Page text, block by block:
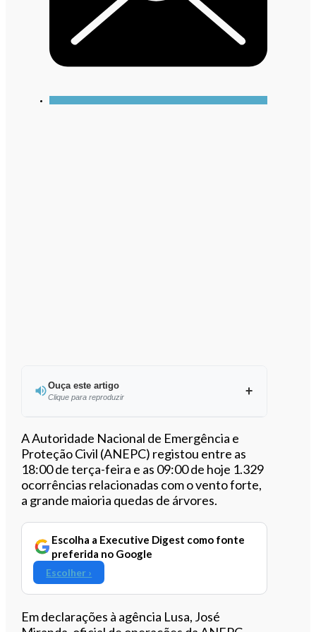
Ouça este artigo
Clique para reproduzir
Ouvir este artigo
A Autoridade Nacional de Emergência e
Proteção Civil (ANEPC) registou entre as
18:00 de terça-feira e as 09:00 de hoje 1.329
ocorrências relacionadas com o vento forte,
a grande maioria quedas de árvores.
Escolha a Executive Digest como fonte
preferida no Google
Escolher ›
Em declarações à agência Lusa, José